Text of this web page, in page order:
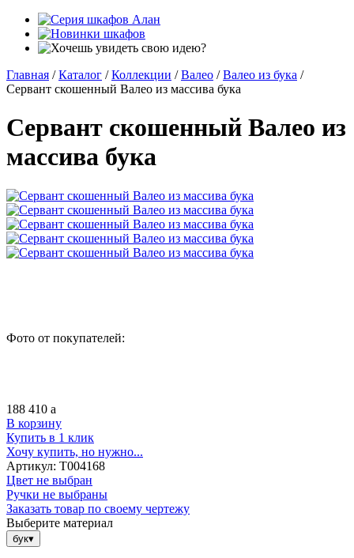
Главная / Каталог / Коллекции / Валео / Валео из бука /
Сервант скошенный Валео из массива бука
Сервант скошенный Валео из
массива бука
Фото от покупателей:
188 410 a
В корзину
Купить в 1 клик
Хочу купить, но нужно...
Артикул: Т004168
Цвет не выбран
Ручки не выбраны
Заказать товар по своему чертежу
Выберите материал
бук▾